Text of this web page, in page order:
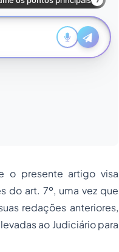
o presente artigo visa
do art. 7º, uma vez que
redações anteriores,
ao Judiciário para